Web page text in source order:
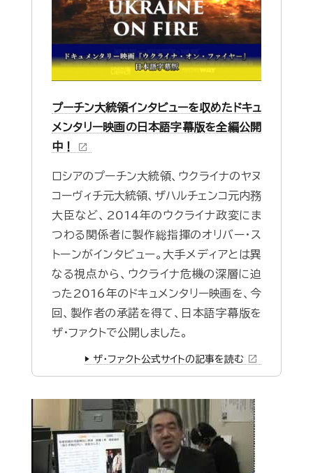
プーチン大統領インタビューを収めたドキュ
メンタリー映画の日本語字幕版を全編公開
中！
open_in_new
ロシアのプーチン大統領、ウクライナのヤヌ
コーヴィチ元大統領、ザハルチェンコ元内務
大臣など、2014年のウクライナ政変にま
つわる関係者に製作総指揮のオリバー・ス
トーンがインタビュー。大手メディアとは異
なる視点から、ウクライナ危機の深層に迫
った2016年のドキュメンタリー映画を、今
回、製作者の承諾を得て、日本語字幕版を
ザ・ファクトで公開しました。
▶️ ザ・ファクト公式サイトの記事を読む open_in_new